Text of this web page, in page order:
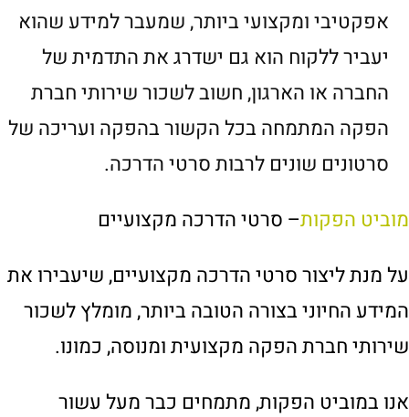
אפקטיבי ומקצועי ביותר, שמעבר למידע שהוא
יעביר ללקוח הוא גם ישדרג את התדמית של
החברה או הארגון, חשוב לשכור שירותי חברת
הפקה המתמחה בכל הקשור בהפקה ועריכה של
סרטונים שונים לרבות סרטי הדרכה.
מוביט הפקות– סרטי הדרכה מקצועיים
על מנת ליצור סרטי הדרכה מקצועיים, שיעבירו את
המידע החיוני בצורה הטובה ביותר, מומלץ לשכור
שירותי חברת הפקה מקצועית ומנוסה, כמונו.
אנו במוביט הפקות, מתמחים כבר מעל עשור